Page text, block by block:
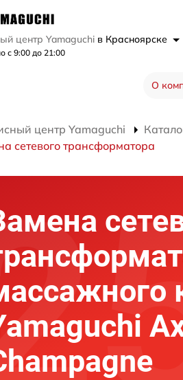
центр Yamaguchi в Красноярске
с 9:00 до 21:00
О
центр Yamaguchi
сетевого трансформатора